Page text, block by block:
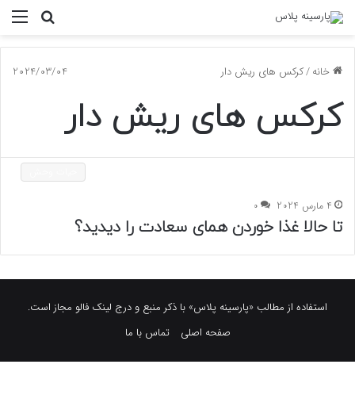
جستجو
خانه/کرکس های ریش دار 2024/03/04
کرکس های ریش دار
4 مارس 2024 0
تا حالا غذا خوردن همای سعادت را دیدید؟
استفاده از مطالب «پارسینه پلاس» با ذکر منبع و درج لینک فالو مجاز است.
صفحه اصلی
تماس با ما